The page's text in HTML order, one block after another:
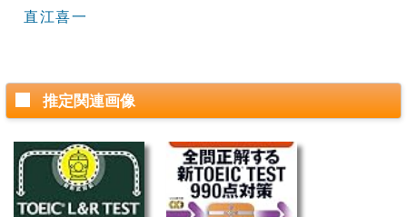
直江喜一
推定関連画像